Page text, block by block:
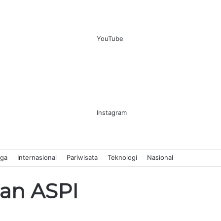
YouTube
Instagram
Internasional Pariwisata Teknologi Nasional
ASPI